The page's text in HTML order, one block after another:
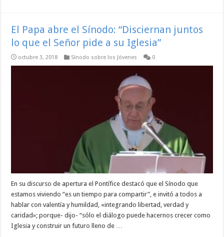
El Papa abre el Sínodo: “Disciernan juntos
lo que el Señor pide a su Iglesia”
octubre 3, 2018 Sínodo sobre los Jóvenes 0
En su discurso de apertura el Pontífice destacó que el Sínodo que
estamos viviendo “es un tiempo para compartir”, e invitó a todos a
hablar con valentía y humildad, «integrando libertad, verdad y
caridad»; porque- dijo- “sólo el diálogo puede hacernos crecer como
Iglesia y construir un futuro lleno de …